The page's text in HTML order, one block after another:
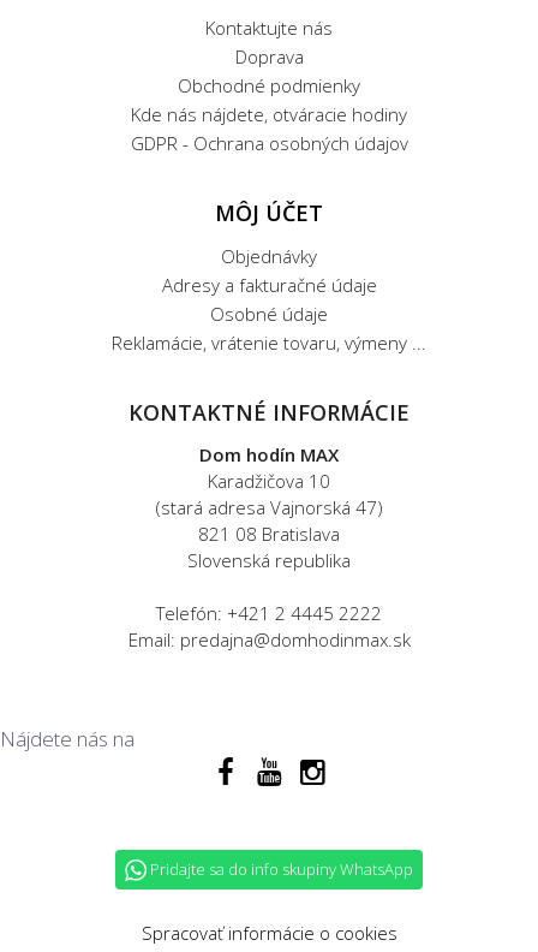
Kontaktujte nás
Doprava
Obchodné podmienky
Kde nás nájdete, otváracie hodiny
GDPR - Ochrana osobných údajov
MÔJ ÚČET
Objednávky
Adresy a fakturačné údaje
Osobné údaje
Reklamácie, vrátenie tovaru, výmeny ...
KONTAKTNÉ INFORMÁCIE
Dom hodín MAX
Karadžičova 10
(stará adresa Vajnorská 47)
821 08 Bratislava
Slovenská republika
Telefón: +421 2 4445 2222
Email: predajna@domhodinmax.sk
Nájdete nás na
Pridajte sa do info skupiny WhatsApp
Spracovať informácie o cookies